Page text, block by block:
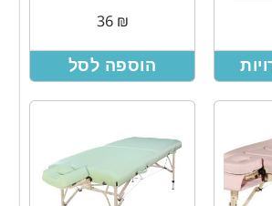
₪
36
הוספה לסל